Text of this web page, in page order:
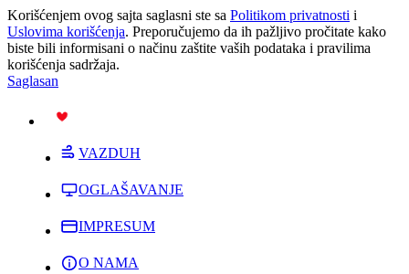
Korišćenjem ovog sajta saglasni ste sa Politikom privatnosti i
Uslovima korišćenja. Preporučujemo da ih pažljivo pročitate kako
biste bili informisani o načinu zaštite vaših podataka i pravilima
korišćenja sadržaja.
Saglasan
VAZDUH
OGLAŠAVANJE
IMPRESUM
O NAMA